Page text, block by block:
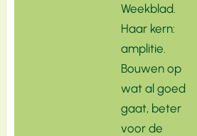
Weekblad.
Haar kern:
amplitie.
Bouwen op
wat al goed
gaat, beter
voor de